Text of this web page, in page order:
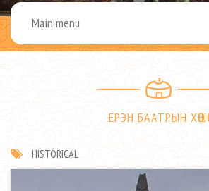
Main menu
ЕРЭН БААТРЫН ХӨШӨӨ
HISTORICAL